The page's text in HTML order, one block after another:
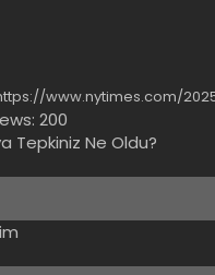
www.nytimes.com/
200
Tepkiniz Ne Oldu?